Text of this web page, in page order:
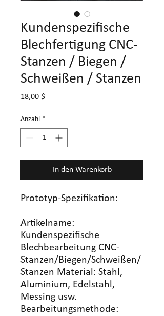
Kundenspezifische
Blechfertigung CNC-
Stanzen / Biegen /
Schweißen / Stanzen
18,00 $Preis
Anzahl *
In den Warenkorb
Prototyp-Spezifikation:
Artikelname:
Kundenspezifische
Blechbearbeitung CNC-
Stanzen/Biegen/Schweißen/
Stanzen Material: Stahl,
Aluminium, Edelstahl,
Messing usw.
Bearbeitungsmethode: